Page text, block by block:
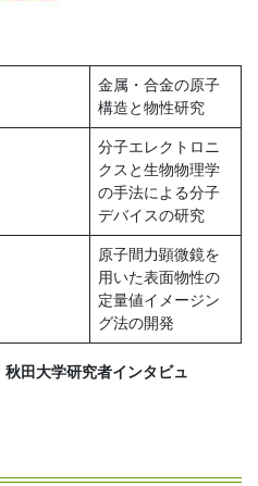
金属・合金の原子
構造と物性研究
分子エレクトロニ
クスと生物物理学
の手法による分子
デバイスの研究
原子間力顕微鏡を
用いた表面物性の
定量値イメージン
グ法の開発
秋田大学研究者インタビュ